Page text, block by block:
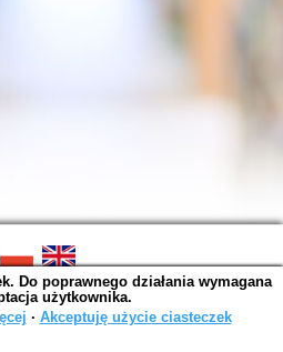
v. 6.11.10 (2026-07-24)
w 0,0014 s.
Do poprawnego działania wymagana
użytkownika.
∙ Akceptuję użycie ciasteczek